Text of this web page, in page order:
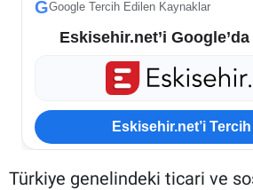
GGoogle Tercih Edilen Kaynaklar
Eskisehir.net’i
Eskisehir.net’i
Türkiye genelindeki ticari ve